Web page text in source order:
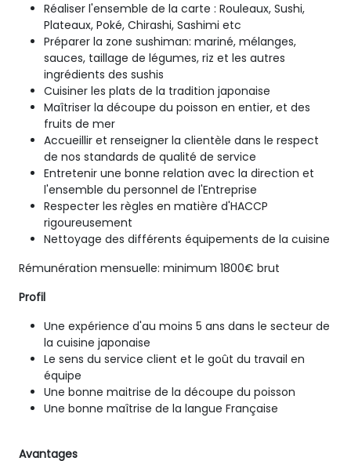
Réaliser l'ensemble de la carte : Rouleaux, Sushi,
Plateaux, Poké, Chirashi, Sashimi etc
Préparer la zone sushiman: mariné, mélanges,
sauces, taillage de légumes, riz et les autres
ingrédients des sushis
Cuisiner les plats de la tradition japonaise
Maîtriser la découpe du poisson en entier, et des
fruits de mer
Accueillir et renseigner la clientèle dans le respect
de nos standards de qualité de service
Entretenir une bonne relation avec la direction et
l'ensemble du personnel de l'Entreprise
Respecter les règles en matière d'HACCP
rigoureusement
Nettoyage des différents équipements de la cuisine
Rémunération mensuelle: minimum 1800€ brut
Profil
Une expérience d'au moins 5 ans dans le secteur de
la cuisine japonaise
Le sens du service client et le goût du travail en
équipe
Une bonne maitrise de la découpe du poisson
Une bonne maîtrise de la langue Française
Avantages